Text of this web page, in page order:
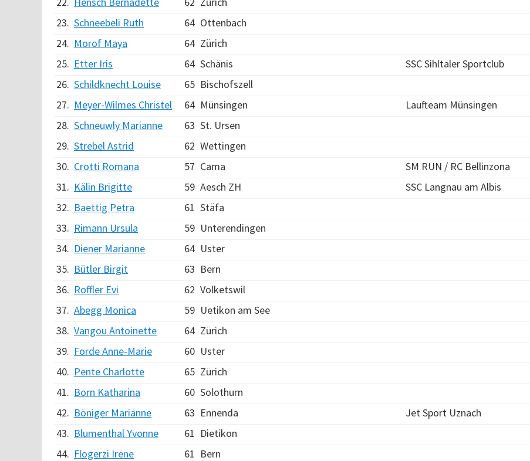
23. Schneebeli Ruth 64 Ottenbach
24. Morof Maya 64 Zürich
25. Etter Iris 64 Schänis SSC Sihltaler Sportclub
26. Schildknecht Louise 65 Bischofszell
27. Meyer-Wilmes Christel 64 Münsingen Laufteam Münsingen
28. Schneuwly Marianne 63 St. Ursen
29. Strebel Astrid 62 Wettingen
30. Crotti Romana 57 Cama SM RUN / RC Bellinzona
31. Kälin Brigitte 59 Aesch ZH SSC Langnau am Albis
32. Baettig Petra 61 Stäfa
33. Rimann Ursula 59 Unterendingen
34. Diener Marianne 64 Uster
35. Bütler Birgit 63 Bern
36. Roffler Evi 62 Volketswil
37. Abegg Monica 59 Uetikon am See
38. Vangou Antoinette 64 Zürich
39. Forde Anne-Marie 60 Uster
40. Pente Charlotte 65 Zürich
41. Born Katharina 60 Solothurn
42. Böniger Marianne 63 Ennenda Jet Sport Uznach
43. Blumenthal Yvonne 61 Dietikon
44. Flogerzi Irene 61 Bern